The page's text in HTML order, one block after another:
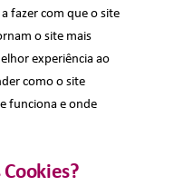
fazer com que o site
o site mais
experiência ao
como o site
funciona e onde